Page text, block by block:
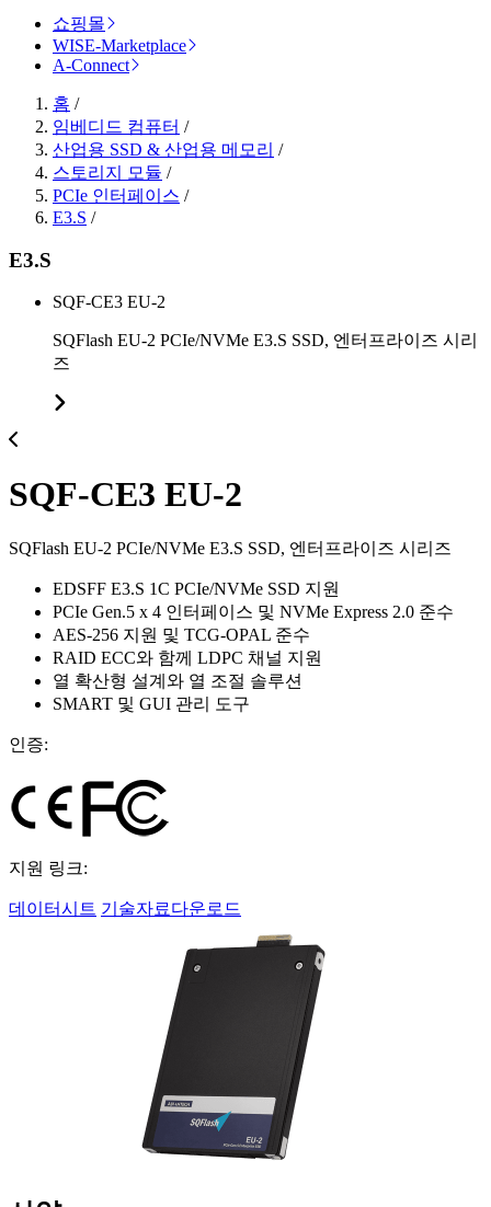
쇼핑몰
WISE-Marketplace
A-Connect
홈 /
임베디드 컴퓨터 /
산업용 SSD & 산업용 메모리 /
스토리지 모듈 /
PCIe 인터페이스 /
E3.S /
E3.S
SQF-CE3 EU-2
SQFlash EU-2 PCIe/NVMe E3.S SSD, 엔터프라이즈 시리
즈
SQF-CE3 EU-2
SQFlash EU-2 PCIe/NVMe E3.S SSD, 엔터프라이즈 시리즈
EDSFF E3.S 1C PCIe/NVMe SSD 지원
PCIe Gen.5 x 4 인터페이스 및 NVMe Express 2.0 준수
AES-256 지원 및 TCG-OPAL 준수
RAID ECC와 함께 LDPC 채널 지원
열 확산형 설계와 열 조절 솔루션
SMART 및 GUI 관리 도구
인증:
지원 링크:
데이터시트 기술자료다운로드